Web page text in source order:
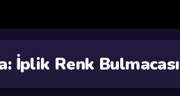
İplik Renk Bulmacası